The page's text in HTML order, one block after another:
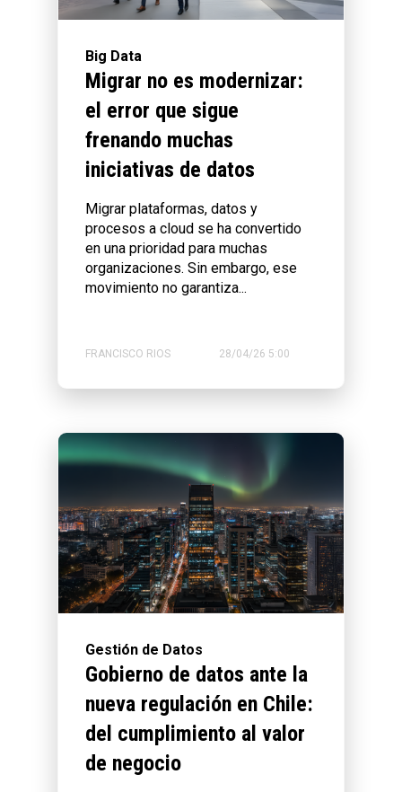
Big Data
Migrar no es modernizar:
el error que sigue
frenando muchas
iniciativas de datos
Migrar plataformas, datos y
procesos a cloud se ha convertido
en una prioridad para muchas
organizaciones. Sin embargo, ese
movimiento no garantiza...
FRANCISCO RIOS 28/04/26 5:00
Gestión de Datos
Gobierno de datos ante la
nueva regulación en Chile:
del cumplimiento al valor
de negocio